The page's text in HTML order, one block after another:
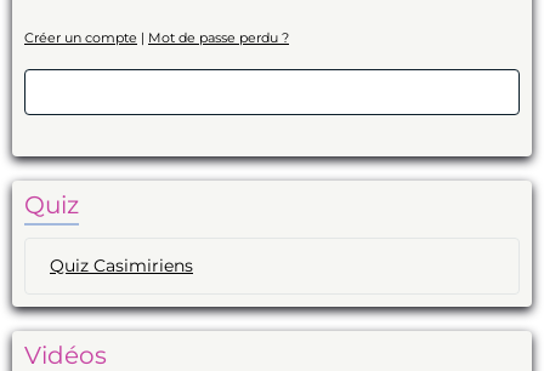
Créer un compte | Mot de passe perdu ?
Quiz
Quiz Casimiriens
Vidéos